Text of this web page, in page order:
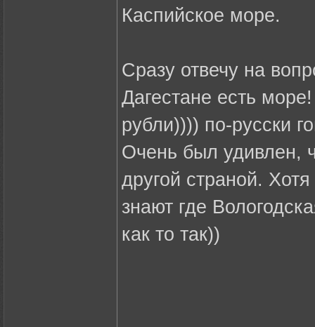
Каспийское море.
Сразу отвечу на
Дагестане есть
рубли)))) по-русски
Очень был удивлен,
другой страной.
знают где
как то так))